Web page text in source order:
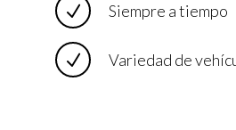
Siempre a tiempo
Variedad de